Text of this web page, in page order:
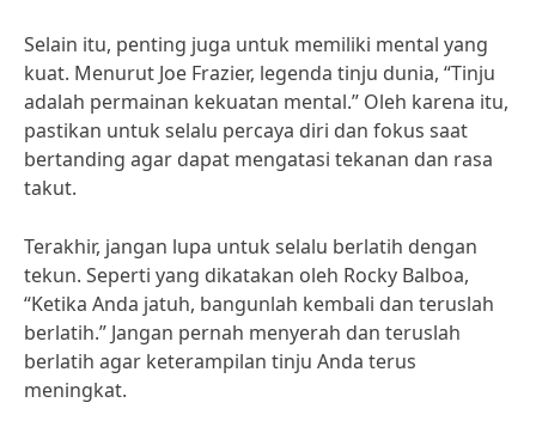
Selain itu, penting juga untuk memiliki mental yang
kuat. Menurut Joe Frazier, legenda tinju dunia, “Tinju
adalah permainan kekuatan mental.” Oleh karena itu,
pastikan untuk selalu percaya diri dan fokus saat
bertanding agar dapat mengatasi tekanan dan rasa
takut.
Terakhir, jangan lupa untuk selalu berlatih dengan
tekun. Seperti yang dikatakan oleh Rocky Balboa,
“Ketika Anda jatuh, bangunlah kembali dan teruslah
berlatih.” Jangan pernah menyerah dan teruslah
berlatih agar keterampilan tinju Anda terus
meningkat.